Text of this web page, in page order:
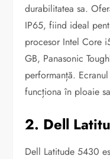
durabilitatea sa.
IP65, fiind ideal
procesor Intel Core
GB, Panasonic
performanță.
funcționa în ploaie
2. Dell
Dell Latitude 5430